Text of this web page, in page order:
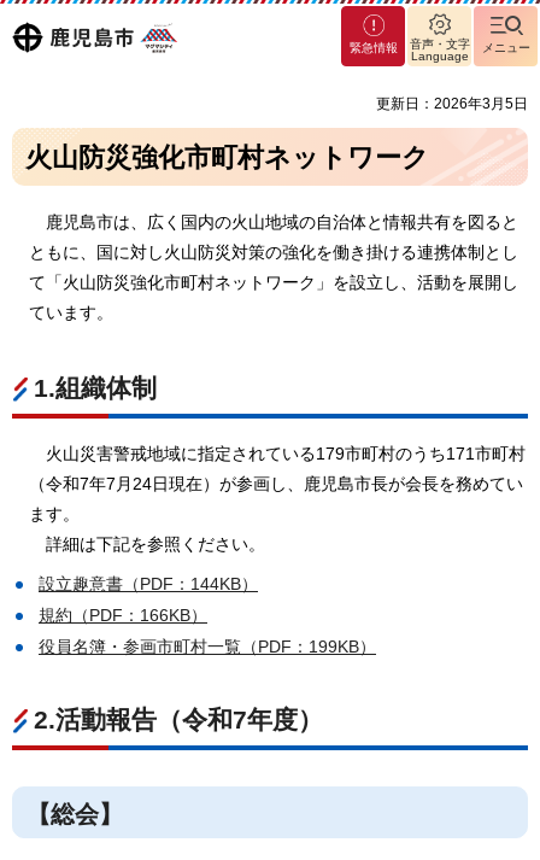
鹿児島
マグ
マシ
緊急情報
音声・文字
Language
メニュー
更新日：2026年3月5日
火山防災強化市町村ネットワーク
鹿児島市は、広く国内の火山地域の自治体と情報共有を図ると
ともに、国に対し火山防災対策の強化を働き掛ける連携体制とし
て「火山防災強化市町村ネットワーク」を設立し、活動を展開し
ています。
1.組織体制
火山災害警戒地域に指定されている179市町村のうち171市町村
（令和7年7月24日現在）が参画し、鹿児島市長が会長を務めてい
ます。
詳細は下記を参照ください。
設立趣意書（PDF：144KB）
規約（PDF：166KB）
役員名簿・参画市町村一覧（PDF：199KB）
2.活動報告（令和7年度）
【総会】